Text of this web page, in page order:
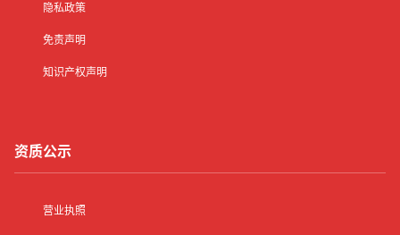
隐私政策
免责声明
知识产权声明
资质公示
营业执照